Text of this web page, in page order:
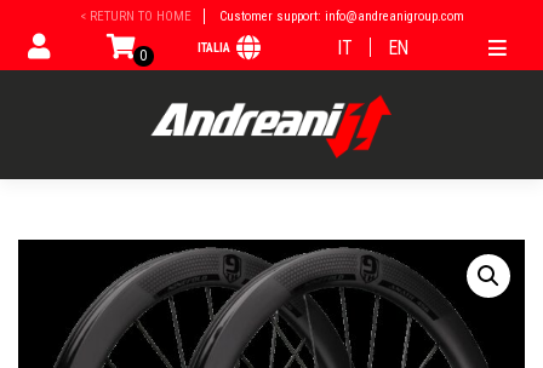
contenuto
< RETURN TO HOME Customer support: info@andreanigroup.com
0 ITALIA IT EN